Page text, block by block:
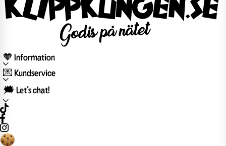
🧡 Information
💌 Kundservice
🗯️ Let’s chat!